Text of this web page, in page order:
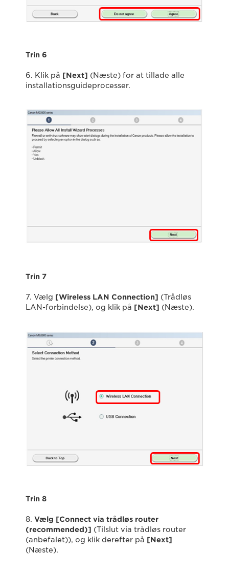
Trin 6
6. Klik på [Next] (Næste) for at tillade alle
installationsguideprocesser.
Trin 7
7. Vælg [Wireless LAN Connection] (Trådløs
LAN-forbindelse), og klik på [Next] (Næste).
Trin 8
8. Vælg [Connect via trådløs router
(recommended)] (Tilslut via trådløs router
(anbefalet)), og klik derefter på [Next]
(Næste).